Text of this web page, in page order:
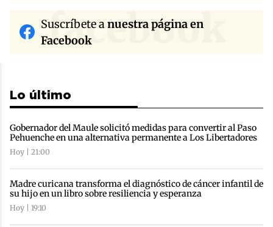
facebook
Suscríbete anuestra página en
Facebook
Lo último
Gobernador del Maule solicitó medidas para convertir al Paso
Pehuenche en una alternativa permanente a Los Libertadores
Hoy | 21:00
Madre curicana transforma el diagnóstico de cáncer infantil de
su hijo en un libro sobre resiliencia y esperanza
Hoy | 19:10